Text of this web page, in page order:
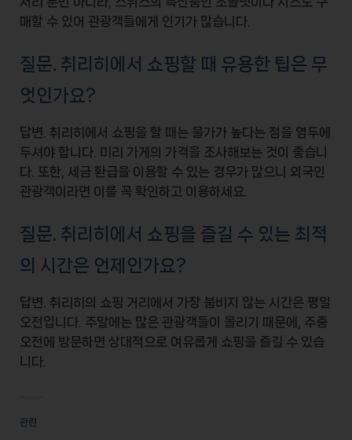
매할 수 있어 관광객들에게 인기가 많습니다.
질문. 취리히에서 쇼핑할 때 유용한 팁은 무
엇인가요?
답변. 취리히에서 쇼핑을 할 때는 물가가 높다는 점 을 염두에
두셔야 합니다. 미리 가게의 가격을 조사해보는 것이 좋습니
다. 또한, 세금 환급을 이용할 수 있는 경우가 많으니 외국인
관광객이라면 이를 꼭 확인하고 이용하세요.
질문. 취리히에서 쇼핑을 즐길 수 있는 최적
의 시간은 언제인가요?
답변. 취리히의 쇼핑 거리에서 가장 붐비지 않는 시간은 평일
오전입니다. 주말에는 많은 관광객들이 몰리기 때문에, 주중
오전에 방문하면 상대적으로 여유롭게 쇼핑을 즐길 수 있습
니다.
관련